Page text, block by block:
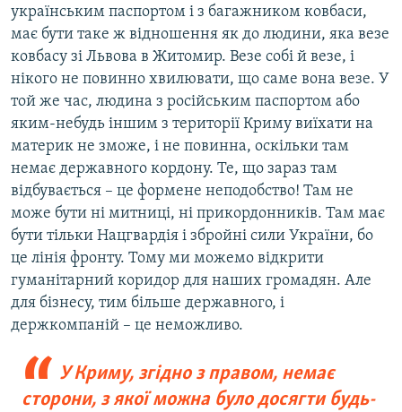
українським паспортом і з багажником ковбаси,
має бути таке ж відношення як до людини, яка везе
ковбасу зі Львова в Житомир. Везе собі й везе, і
нікого не повинно хвилювати, що саме вона везе. У
той же час, людина з російським паспортом або
яким-небудь іншим з території Криму виїхати на
материк не зможе, і не повинна, оскільки там
немає державного кордону. Те, що зараз там
відбувається – це формене неподобство! Там не
може бути ні митниці, ні прикордонників. Там має
бути тільки Нацгвардія і збройні сили України, бо
це лінія фронту. Тому ми можемо відкрити
гуманітарний коридор для наших громадян. Але
для бізнесу, тим більше державного, і
держкомпаній – це неможливо.
У Криму, згідно з правом, немає
сторони, з якої можна було досягти будь-